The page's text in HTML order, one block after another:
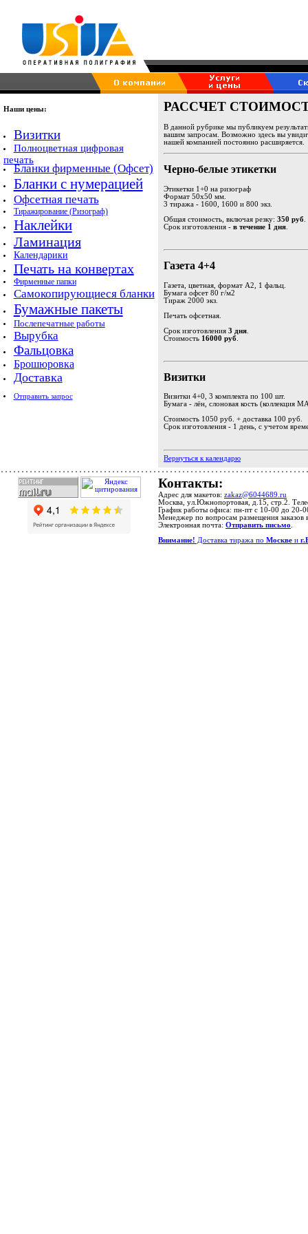
Наши цены:
Визитки
Полноцветная цифровая
печать
Бланки фирменные (Офсет)
Бланки с нумерацией
Офсетная печать
Тиражирование (Ризограф)
Наклейки
Ламинация
Календарики
Печать на конвертах
Фирменные папки
Самокопирующиеся бланки
Бумажные пакеты
Послепечатные работы
Вырубка
Фальцовка
Брошюровка
Доставка
Отправить запрос
РАССЧЕТ
В данной рубрике мы публикуем
вашим запросам. Возможно здесь вы
нашей компанией постоянно расширяется.
Черно-белые этикетки
Этикетки 1+0 на ризограф
Формат 50х50 мм.
3 тиража - 1600, 1600 и 800 экз.
Общая стоимость, включая резку: 350 руб
Срок изготовления - в течение 1 дня
Газета 4+4
Газета, цветная, формат А2, 1 фальц.
Бумага офсет 80 г/м2
Тираж 2000 экз.
Печать офсетная.
Срок изготовления 3 дня
Стоимость 16000 руб
Визитки
Визитки 4+0, 3 комплекта по 100 шт.
Бумага - лён, слоновая кость (коллекция
Стоимость 1050 руб. + доставка 100 руб.
Срок изготовления - 1 день, с учетом
Вернуться к календарю
Контакты:
Адрес для макетов: zakaz@6044689.ru
Москва, ул.Южнопортовая, д.15, стр.2.
График работы офиса: пн-пт с 10-00 до 20-
Менеджер по вопросам размещения
Электронная почта: Отправить письмо
Внимание! Доставка тиража по Москве и